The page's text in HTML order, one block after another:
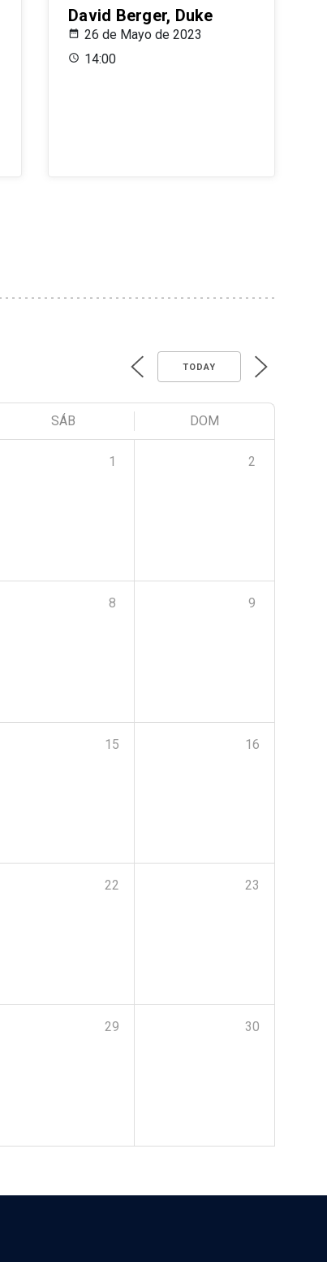
David Berger, Duke
26 de Mayo de 2023
14:00
TODAY
SÁB DOM
1 2
8 9
15 16
22 23
29 30